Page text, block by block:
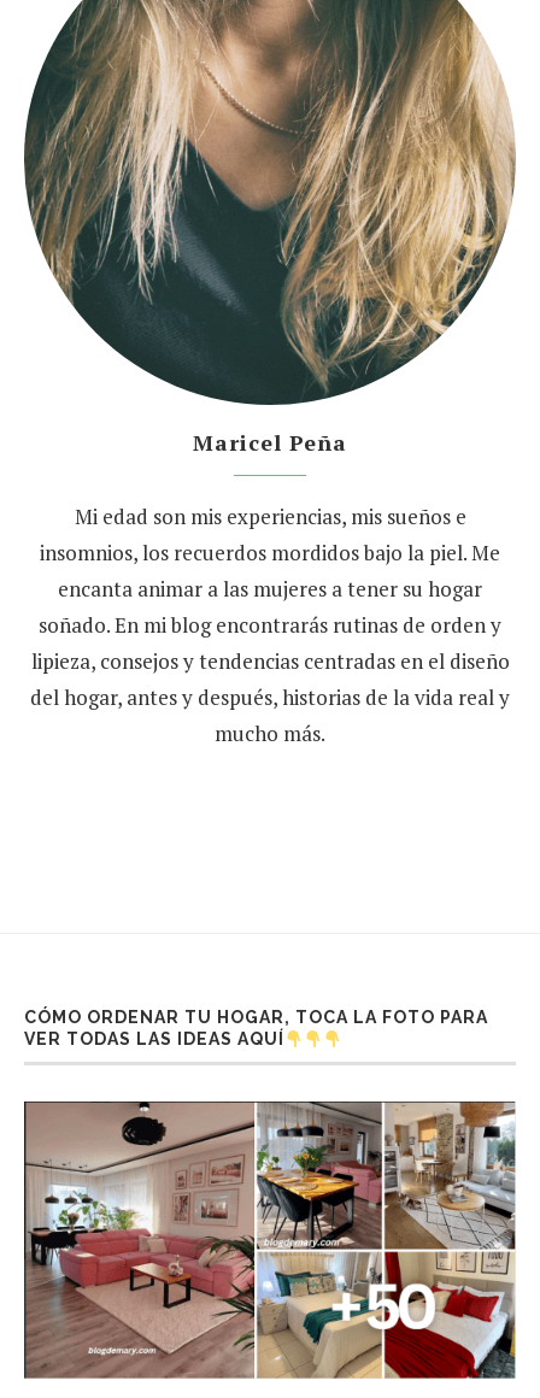
Maricel Peña
Mi edad son mis experiencias, mis sueños e
insomnios, los recuerdos mordidos bajo la piel. Me
encanta animar a las mujeres a tener su hogar
soñado. En mi blog encontrarás rutinas de orden y
lipieza, consejos y tendencias centradas en el diseño
del hogar, antes y después, historias de la vida real y
mucho más.
CÓMO ORDENAR TU HOGAR, TOCA LA FOTO PARA
VER TODAS LAS IDEAS AQUÍ